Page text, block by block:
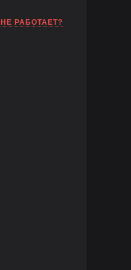
НЕ РАБОТАЕТ?